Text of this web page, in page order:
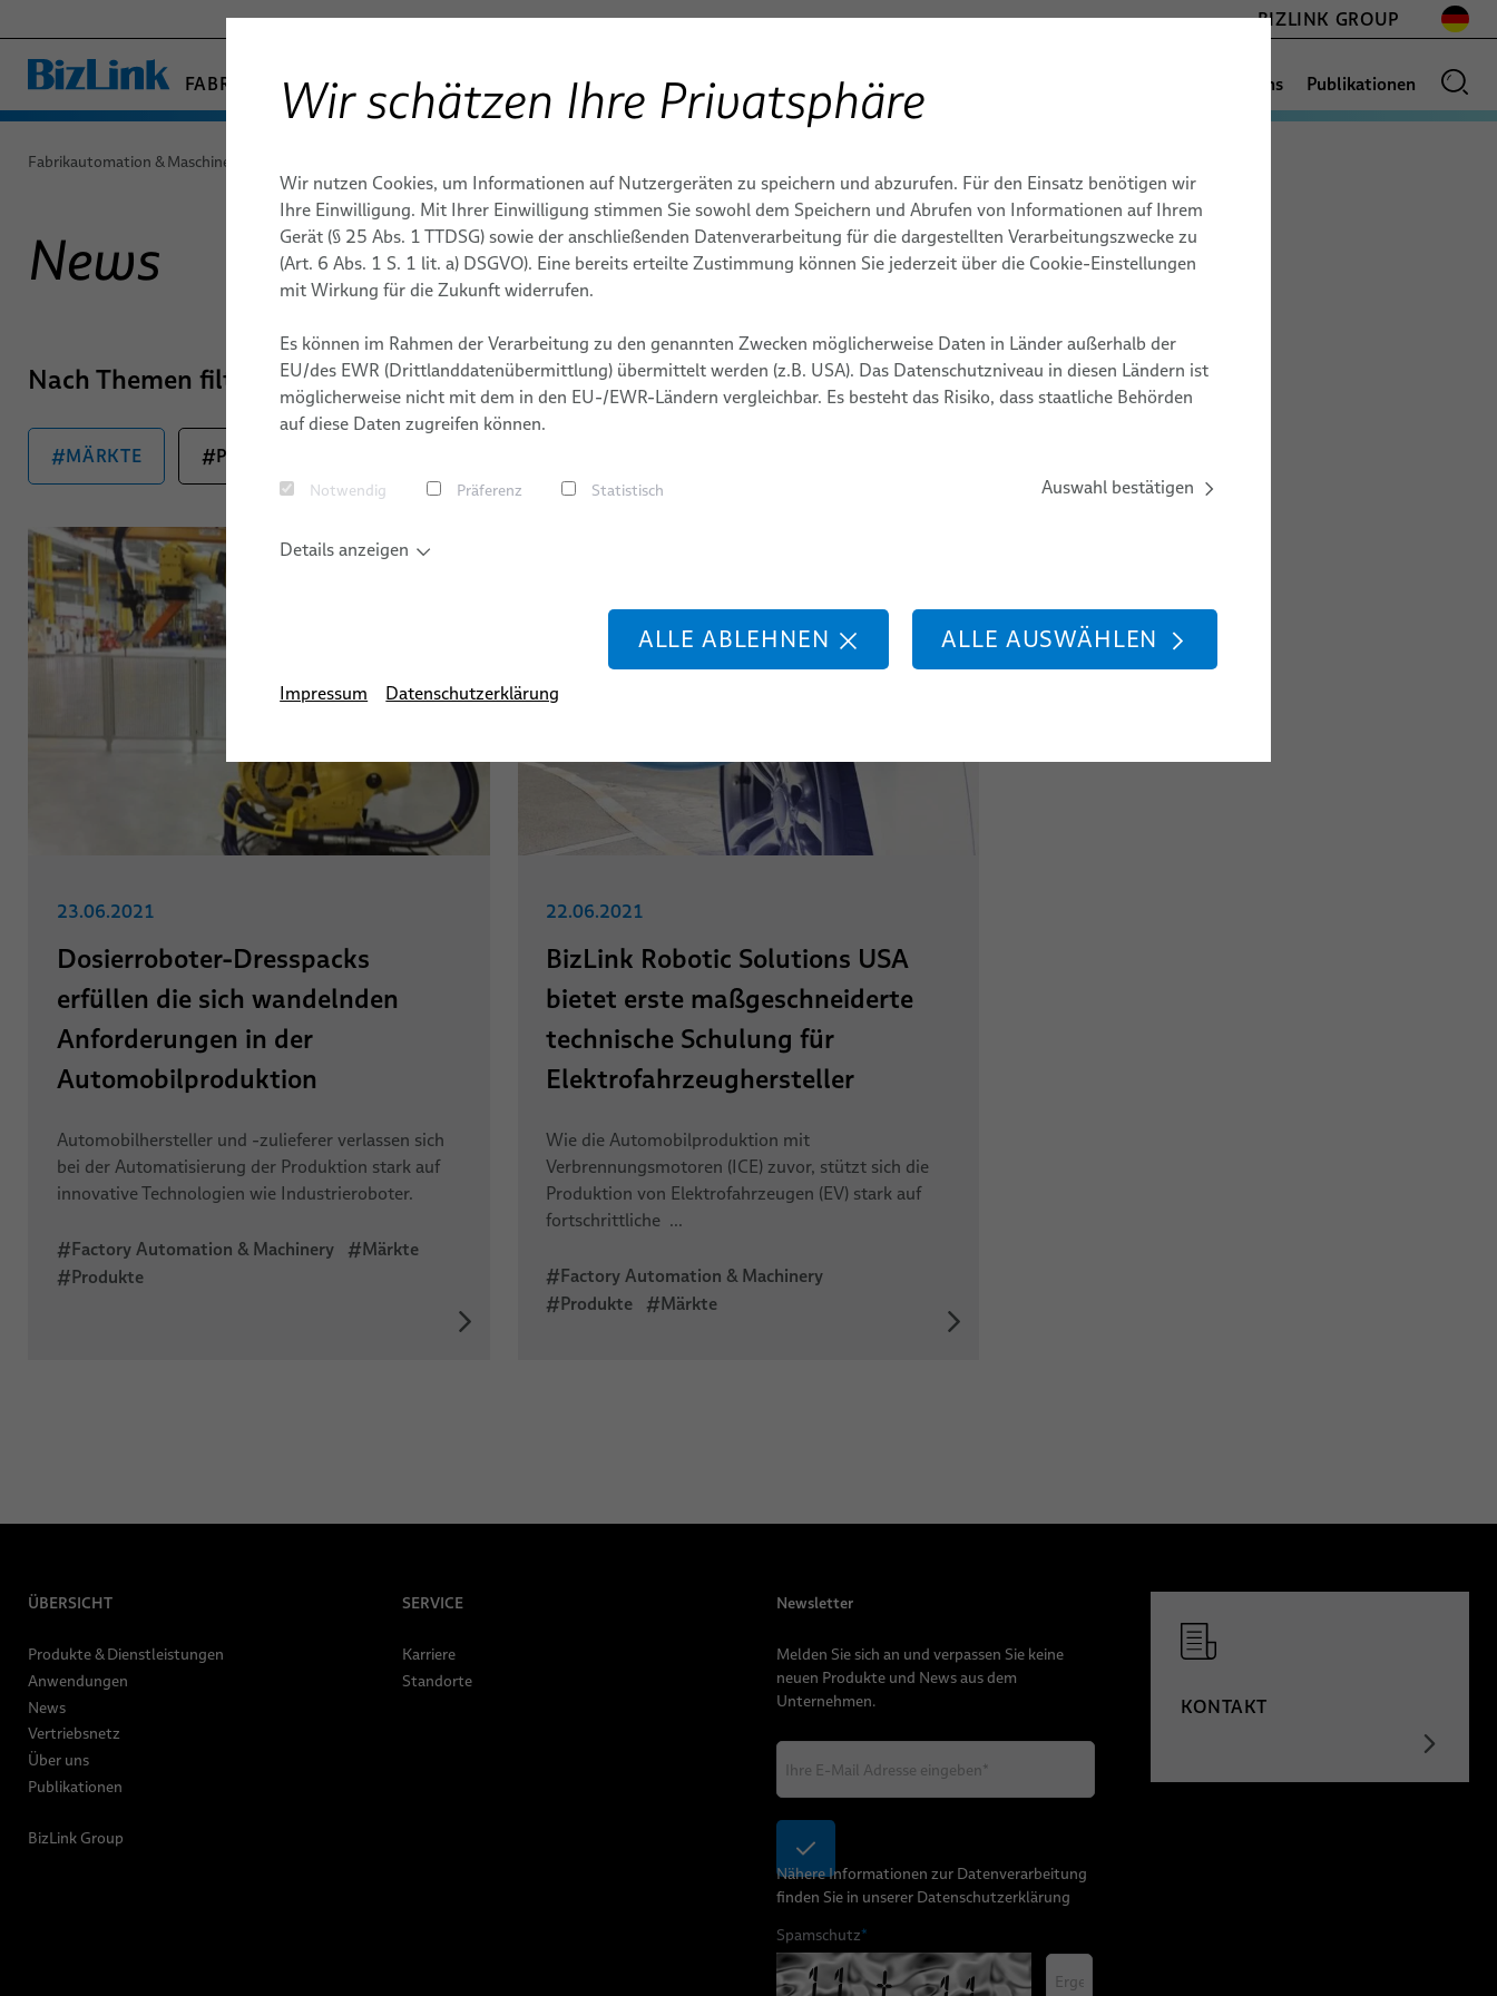
BIZLINK GROUP
− ENGINEERED SOLUTIONS
FABRIKAUTOMATION & MASCHINENBAU
MOBILITÄT
HALBLEITERTECHNIK
TELECOM & NETWORKING
Produkte & Dienstleistungen
FieldLink® Kabel
ROBOTIK
Energiezuführungen -
Kabelmanagementsysteme für
Industrieroboter
Roboterkabel für industrielle
Konfektion von Roboterkabeln
Automatisierungsanwendungen
Automatisierungssysteme
DIENSTLEISTUNGEN
Integrationsbereite
Roboter &
Dienstleistungen für
Roboter-
Energiezuführungssysteme
MASCHINENBAU
Kabel
GLOSSAR
Anwendungen
ROBOTIK
Lichtbogenschweißen
Clinchen
Handling
Nieten
Punktschweißen
MEDIZINTECHNISCHE ROBOTIK
MASCHINENBAU
Über uns
FORSCHUNG UND ENTWICKLUNG
PUBLIKATIONEN
KARRIERE
TERMINE
17.11. – 19.11.2026
Space Tech Expo
ZZ20
Publikationen
Fabrikautomation & Maschinenbau
News
Nach Themen filtern
#MÄRKTE #PRODUKTE
23.06.2021
Dosierroboter-Dresspacks
erfüllen die sich wandelnden
Anforderungen in der
Automobilproduktion
Automobilhersteller und -zulieferer verlassen sich
bei der Automatisierung der Produktion stark auf
innovative Technologien wie Industrieroboter.
#Factory Automation & Machinery #Märkte
#Produkte
22.06.2021
BizLink Robotic Solutions USA
bietet erste maßgeschneiderte
technische Schulung für
Elektrofahrzeughersteller
Wie die Automobilproduktion mit
Verbrennungsmotoren (ICE) zuvor, stützt sich die
Produktion von Elektrofahrzeugen (EV) stark auf
fortschrittliche ...
#Factory Automation & Machinery
#Produkte #Märkte
ÜBERSICHT
Produkte & Dienstleistungen
Anwendungen
News
Vertriebsnetz
Über uns
Publikationen
BizLink Group
SERVICE
Karriere
Standorte
Newsletter
Melden Sie sich an und verpassen Sie keine
neuen Produkte und News aus dem
Unternehmen.
Nähere Informationen zur Datenverarbeitung
finden Sie in unserer Datenschutzerklärung
Spamschutz*
KONTAKT
Wir schätzen Ihre Privatsphäre
Wir nutzen Cookies, um Informationen auf Nutzergeräten zu speichern und abzurufen. Für den Einsatz benötigen wir
Ihre Einwilligung. Mit Ihrer Einwilligung stimmen Sie sowohl dem Speichern und Abrufen von Informationen auf Ihrem
Gerät (§ 25 Abs. 1 TTDSG) sowie der anschließenden Datenverarbeitung für die dargestellten Verarbeitungszwecke zu
(Art. 6 Abs. 1 S. 1 lit. a) DSGVO). Eine bereits erteilte Zustimmung können Sie jederzeit über die Cookie-Einstellungen
mit Wirkung für die Zukunft widerrufen.
Es können im Rahmen der Verarbeitung zu den genannten Zwecken möglicherweise Daten in Länder außerhalb der
EU/des EWR (Drittlanddatenübermittlung) übermittelt werden (z.B. USA). Das Datenschutzniveau in diesen Ländern ist
möglicherweise nicht mit dem in den EU-/EWR-Ländern vergleichbar. Es besteht das Risiko, dass staatliche Behörden
auf diese Daten zugreifen können.
Notwendig Präferenz Statistisch Auswahl bestätigen
Details anzeigen
ALLE ABLEHNEN ALLE AUSWÄHLEN
Impressum Datenschutzerklärung